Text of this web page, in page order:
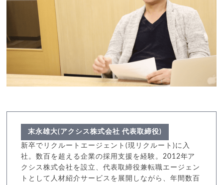
末永雄大(アクシス株式会社 代表取締役)
新卒でリクルートエージェント(現リクルート)に入
社。数百を超える企業の採用支援を経験。2012年ア
クシス株式会社を設立、代表取締役兼転職エージェン
トとして人材紹介サービスを展開しながら、年間数百